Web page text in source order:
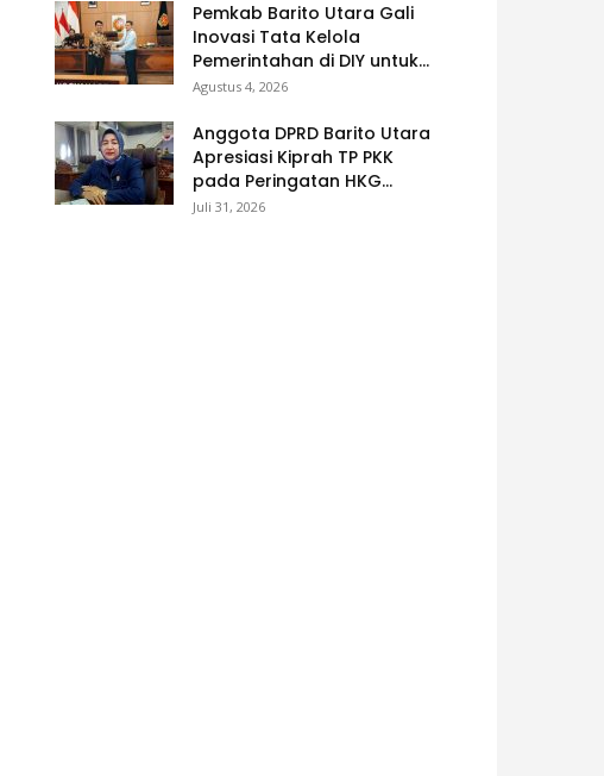
Pemkab Barito Utara Gali
Inovasi Tata Kelola
Pemerintahan di DIY untuk...
Agustus 4, 2026
Anggota DPRD Barito Utara
Apresiasi Kiprah TP PKK
pada Peringatan HKG...
Juli 31, 2026